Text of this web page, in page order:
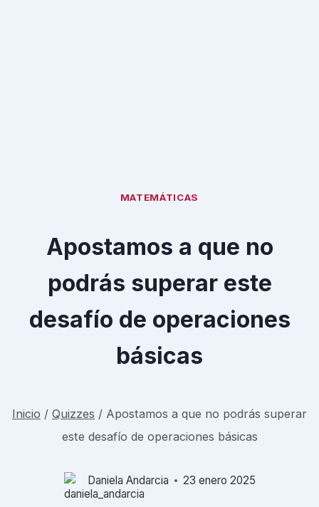
MATEMÁTICAS
Apostamos a que no
podrás superar este
desafío de operaciones
básicas
Inicio / Quizzes / Apostamos a que no podrás superar
este desafío de operaciones básicas
Daniela Andarcia 23 enero 2025